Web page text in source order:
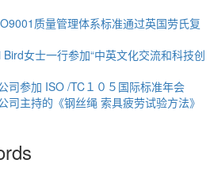
质量管理体系标准通过英国劳氏复
女士一行参加“中英文化交流和科技创
司参加 ISO /TC１０５国际标准年会
司主持的《钢丝绳 索具疲劳试验方法》